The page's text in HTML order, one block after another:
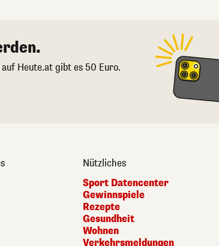
Heute.at gibt es 50 Euro.
Nützliches
Sport Datencenter
Gewinnspiele
Rezepte
Gesundheit
Wohnen
Verkehrsmeldungen